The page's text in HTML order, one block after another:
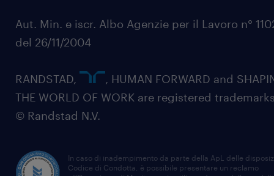
Aut. Min. e iscr. Albo Agenzie per il Lavoro n°
del 26/11/2004
RANDSTAD,
, HUMAN FORWARD and
THE WORLD OF WORK are registered
© Randstad N.V.
In caso di inadempimento da parte della ApL delle
Codice di Condotta, è possibile presentare un reclamo